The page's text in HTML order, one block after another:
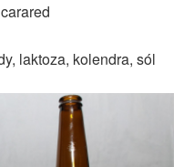
laktoza, kolendra, sól